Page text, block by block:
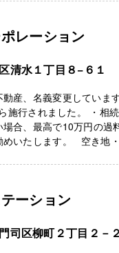
レーション
清水１丁目８−６１
動産、名義変更してい
行されました。 ・相続
合、最高で10万円の過
めいたします。 空き地
ーション
司区柳町２丁目２－